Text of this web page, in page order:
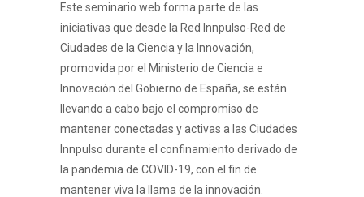
Este seminario web forma parte de las
iniciativas que desde la Red Innpulso-Red de
Ciudades de la Ciencia y la Innovación,
promovida por el Ministerio de Ciencia e
Innovación del Gobierno de España, se están
llevando a cabo bajo el compromiso de
mantener conectadas y activas a las Ciudades
Innpulso durante el confinamiento derivado de
la pandemia de COVID-19, con el fin de
mantener viva la llama de la innovación.